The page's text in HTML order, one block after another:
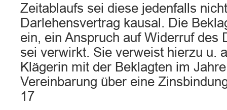
Zeitablaufs sei diese jedenfalls
Darlehensvertrag kausal. Die
ein, ein Anspruch auf Widerruf des
sei verwirkt. Sie verweist hierzu u.
Klägerin mit der Beklagten im
Vereinbarung über eine
17